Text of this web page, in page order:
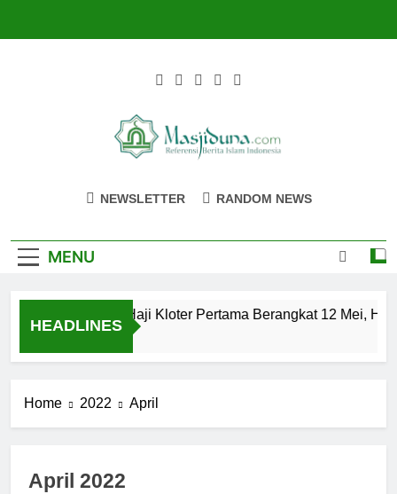
Masjiduna
NEWSLETTER RANDOM NEWS
MENU
HEADLINES
Calon Jemaah Haji Kloter Pertama Berangkat 12 Mei, Hati-
Home 2022 April
April 2022